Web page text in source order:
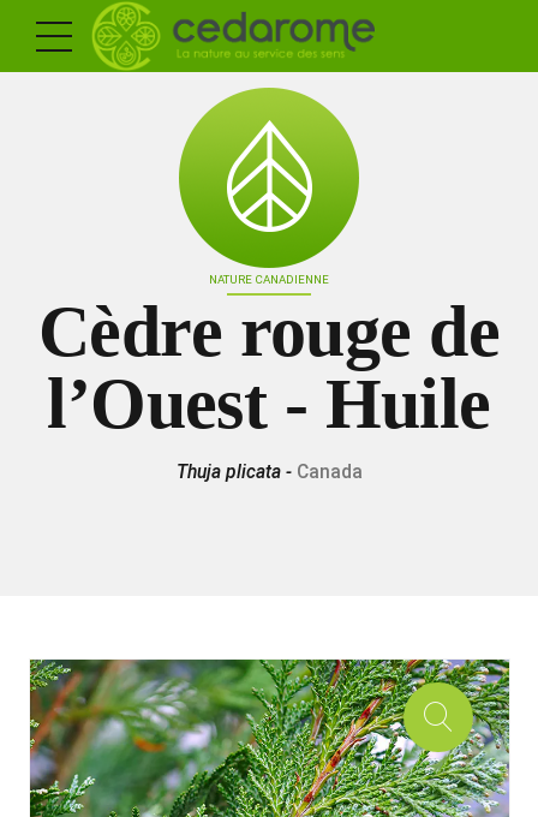
NATURE CANADIENNE
Cèdre rouge de
l’Ouest - Huile
Thuja plicata - Canada